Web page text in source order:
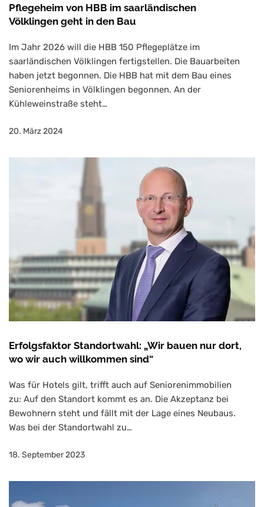
Pflegeheim von HBB im saarländischen
Völklingen geht in den Bau
Im Jahr 2026 will die HBB 150 Pflegeplätze im
saarländischen Völklingen fertigstellen. Die Bauarbeiten
haben jetzt begonnen. Die HBB hat mit dem Bau eines
Seniorenheims in Völklingen begonnen. An der
Kühleweinstraße steht…
20. März 2024
Erfolgsfaktor Standortwahl: „Wir bauen nur dort,
wo wir auch willkommen sind“
Was für Hotels gilt, trifft auch auf Seniorenimmobilien
zu: Auf den Standort kommt es an. Die Akzeptanz bei
Bewohnern steht und fällt mit der Lage eines Neubaus.
Was bei der Standortwahl zu…
18. September 2023